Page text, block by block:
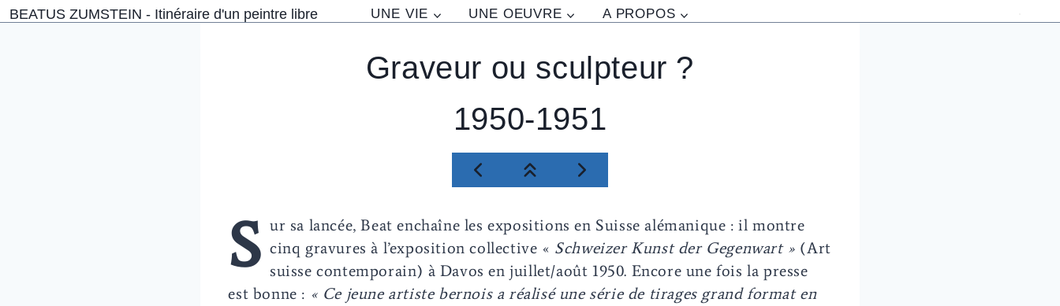
Aller
BEATUS ZUMSTEIN - Itinéraire d'un peintre libre UNE VIE UNE OEUVRE A PROPOS
Graveur ou sculpteur ?
1950-1951
S ur sa lancée, Beat enchaîne les expositions en Suisse alémanique : il montre
cinq gravures à l’exposition collective « Schweizer Kunst der Gegenwart » (Art
suisse contemporain) à Davos en juillet/août 1950. Encore une fois la presse
est bonne : « Ce jeune artiste bernois a réalisé une série de tirages grand format en